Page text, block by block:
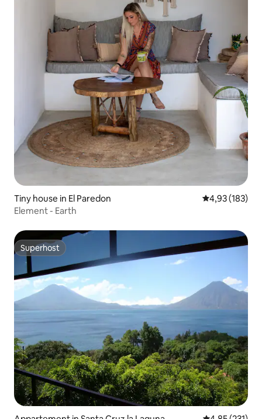
Tiny house in El Paredon Gemiddelde
4,93 (183)
Element - Earth
Superhost
Superhost